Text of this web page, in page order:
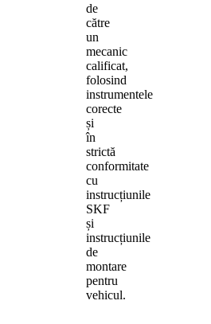
de
către
un
mecanic
calificat,
folosind
instrumentele
corecte
și
în
strictă
conformitate
cu
instrucțiunile
SKF
și
instrucțiunile
de
montare
pentru
vehicul.